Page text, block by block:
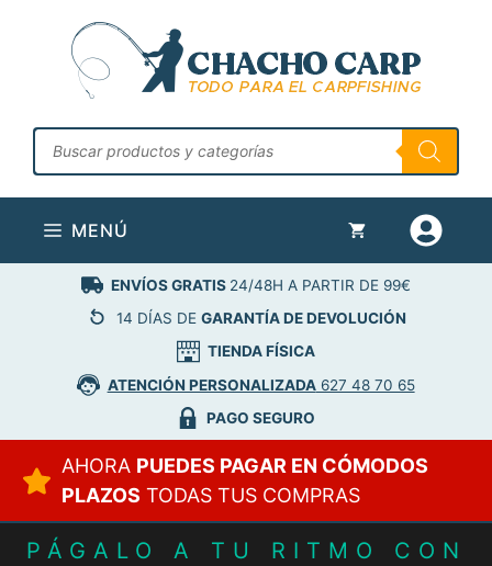
contenido
Búsqueda
de
productos
MENÚ
ENVÍOS GRATIS 24/48H A PARTIR DE 99€
14 DÍAS DE GARANTÍA DE DEVOLUCIÓN
TIENDA FÍSICA
ATENCIÓN PERSONALIZADA627 48 70 65
PAGO SEGURO
AHORA PUEDES PAGAR EN CÓMODOS
PLAZOS TODAS TUS COMPRAS
PÁGALO A TU RITMO CON